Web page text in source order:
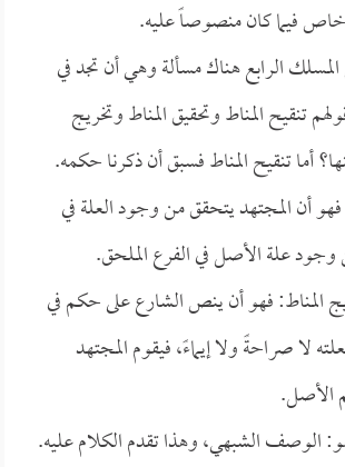
خاص فيما كان منصوصاً عليه.
الرابع هناك مسألة وهي أن تجد في
تنقيح المناط وتحقيق المناط وتخريج
أما تنقيح المناط فسبق أن ذكرنا حكمه.
فهو أن المجتهد يتحقق من وجود العلة في
علة الأصل في الفرع الملحق.
المناط: فهو أن ينص الشارع على حكم في
لا صراحةً ولا إيماءً، فيقوم المجتهد
الأصل.
الوصف الشبهي، وهذا تقدم الكلام عليه.